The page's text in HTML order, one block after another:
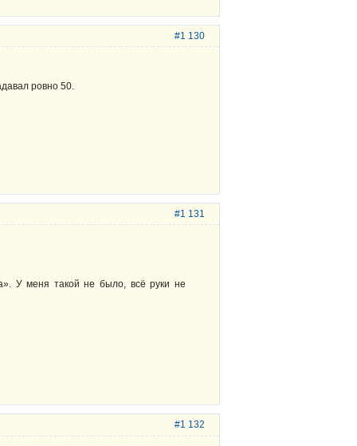
#1 130
ровно 50.
#1 131
У меня такой не было, всё руки не
#1 132